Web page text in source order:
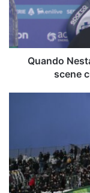
italiano:
le
due
scene
Quando
scene
Nesta:
“Connubio
proficuo,
proverà